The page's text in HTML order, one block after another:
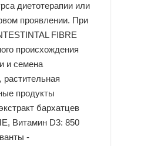
диетотерапии или
проявлении. При
FIBRE
происхождения
и семена
растительная
продукты
бархатцев
Витамин D3: 850
-